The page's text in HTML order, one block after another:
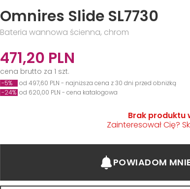
Omnires Slide SL7730
Bateria wannowa ścienna, chrom
471,20 PLN
cena brutto za 1 szt.
-5%
od 497,60 PLN - najniższa cena z 30 dni przed obniżką
-24% od 620,00 PLN - cena katalogowa
Brak produktu
Zainteresował Cię?
POWIADOM